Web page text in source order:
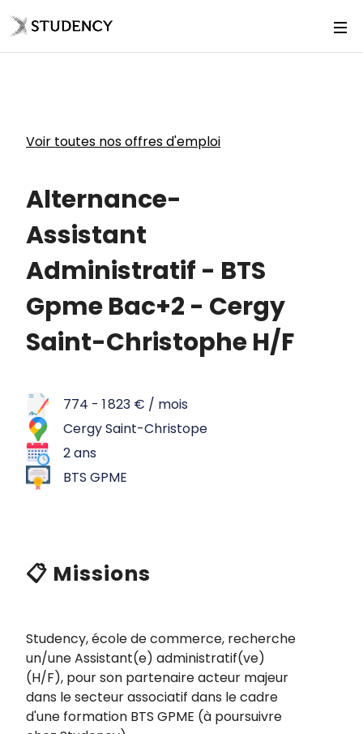
Voir toutes nos offres d'emploi
Alternance-
Assistant
Administratif - BTS
Gpme Bac+2 - Cergy
Saint-Christophe H/F
774 - 1 823 € / mois
Cergy Saint-Christope
2 ans
BTS GPME
📋 Missions
Studency, école de commerce, recherche
un/une Assistant(e) administratif(ve)
(H/F), pour son partenaire acteur majeur
dans le secteur associatif dans le cadre
d'une formation BTS GPME (à poursuivre